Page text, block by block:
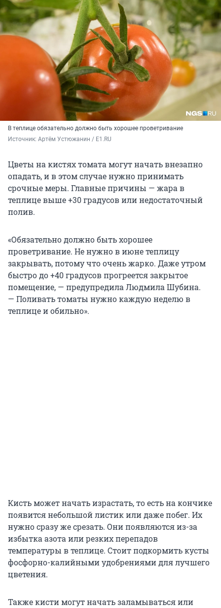
В теплице обязательно должно быть хорошее проветривание
Источник: Артём Устюжанин / E1.RU
Цветы на кистях томата могут начать внезапно
опадать, и в этом случае нужно принимать
срочные меры. Главные причины — жара в
теплице выше +30 градусов или недостаточный
полив.
«Обязательно должно быть хорошее
проветривание. Не нужно в июне теплицу
закрывать, потому что очень жарко. Даже утром
быстро до +40 градусов прогреется закрытое
помещение, — предупредила Людмила Шубина.
— Поливать томаты нужно каждую неделю в
теплице и обильно».
Кисть может начать израстать, то есть на кончике
появится небольшой листик или даже побег. Их
нужно сразу же срезать. Они появляются из-за
избытка азота или резких перепадов
температуры в теплице. Стоит подкормить кусты
фосфорно-калийными удобрениями для лучшего
цветения.
Также кисти могут начать заламываться или